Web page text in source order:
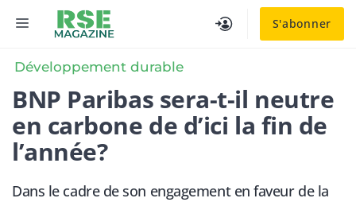
S'abonner
MENU
Développement durable
BNP Paribas sera-t-il neutre
en carbone de d’ici la fin de
l’année?
Dans le cadre de son engagement en faveur de la